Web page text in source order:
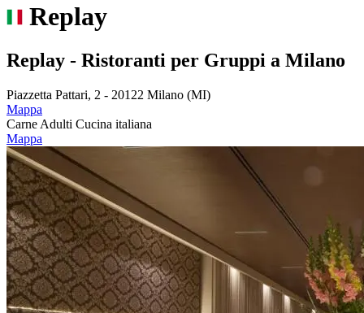
Replay
Replay - Ristoranti per Gruppi a Milano
Piazzetta Pattari, 2 - 20122 Milano (MI)
Mappa
Carne Adulti Cucina italiana
Mappa